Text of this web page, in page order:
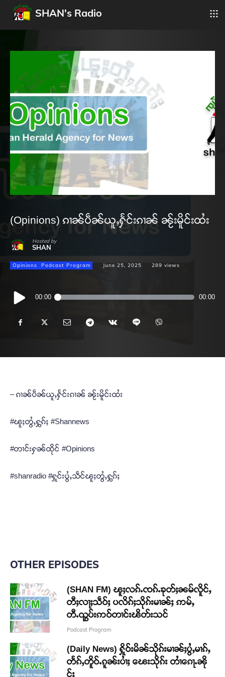
SHAN's Radio
(Opinions) ၵၢၼ်ပဵၼ်ယူႇႁႅင်းၵၢၼ် ၼႂ်းမိူင်းထႆး
Hosted by
SHAN
Opinions Podcast Program June 25, 2025 289 views
Audio
Player
00:00 00:00
– ၵၢၼ်ပဵၼ်ယူႇႁႅင်းၵၢၼ် ၼႂ်းမိူင်းထႆး
#ၽူႈတွႆႇႁွၵ်ႈ #Shannews
#တၢင်းႁၼ်ထိုင် #Opinions
#shanradio #ႁူင်းပွႆႇသဵင်ၽူႈတွႆႇႁွၵ်ႈ
OTHER EPISODES
(SHAN FM) ၽူႈလၵ်ႉၸၵ်ႉၶုတ်ႈၼမ်လိူင်ႇ
တီႈလႃႈသဵဝ်ႈ ပလိၵ်ႈသိုၵ်းမၢၼ်ႈ ဢမ်ႇ
တီႉၺွပ်းဢဝ်တၢင်းၽိတ်းသင်
Podcast Program
(Daily News) ႁိူဝ်းမိၼ်သိုၵ်းမၢၼ်ႈပွႆႇမၢၵ်ႇ
တႅၵ်ႇတိူဝ်ႉၵူၼ်းပၢႆႈ ၽေးသိုၵ်း တၢႆၵေႃႉၼို
င်ႈ